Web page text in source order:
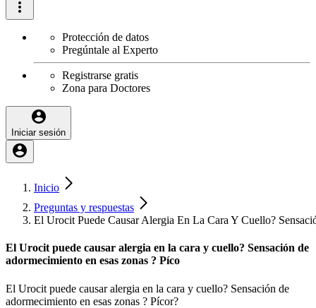
Protección de datos
Pregúntale al Experto
Registrarse gratis
Zona para Doctores
Iniciar sesión
Inicio
Preguntas y respuestas
El Urocit Puede Causar Alergia En La Cara Y Cuello?
El Urocit puede causar alergia en la cara y cuello? Sensación de
adormecimiento en esas zonas ? Píco
El Urocit puede causar alergia en la cara y cuello? Sensación de
adormecimiento en esas zonas ? Pícor?